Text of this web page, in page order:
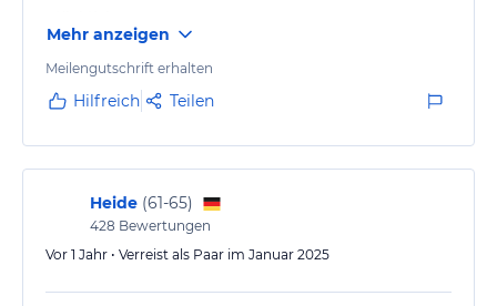
Mehr anzeigen
Meilengutschrift erhalten
Hilfreich Teilen
Heide (61-65)
428 Bewertungen
Vor 1 Jahr • Verreist als Paar im Januar 2025